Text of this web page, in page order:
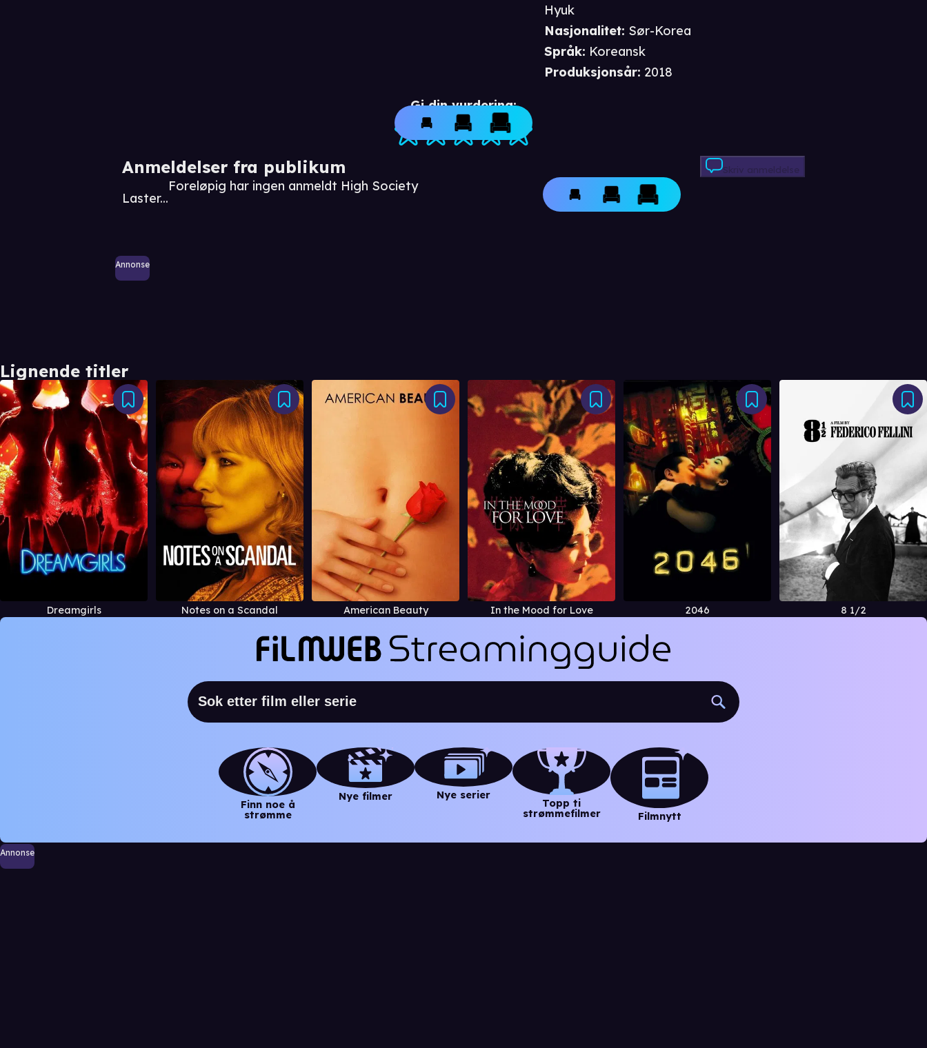
Gi din vurdering:
Anmeldelser fra publikum
Laster...
Foreløpig har ingen anmeldt High Society
Skriv anmeldelse
Annonse
Hyuk
Nasjonalitet: Sør-Korea
Språk: Koreansk
Produksjonsår: 2018
Lignende titler
Dreamgirls Notes on a Scandal American Beauty In the Mood for Love 2046 8 1/2
Finn noe å
strømme
Nye filmer Nye serier
Topp ti
strømmefilmer
Filmnytt
Annonse